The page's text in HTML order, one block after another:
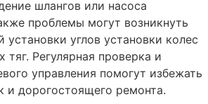
шлангов или насоса
проблемы могут возникнуть
установки углов установки колес
тяг. Регулярная проверка и
управления помогут избежать
и дорогостоящего ремонта.